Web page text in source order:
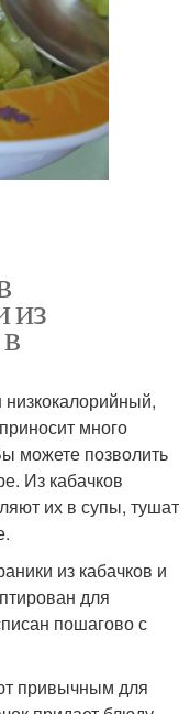
из
много
можете позволить
Из кабачков
их в супы, тушат
из кабачков и
для
пошагово с
привычным для